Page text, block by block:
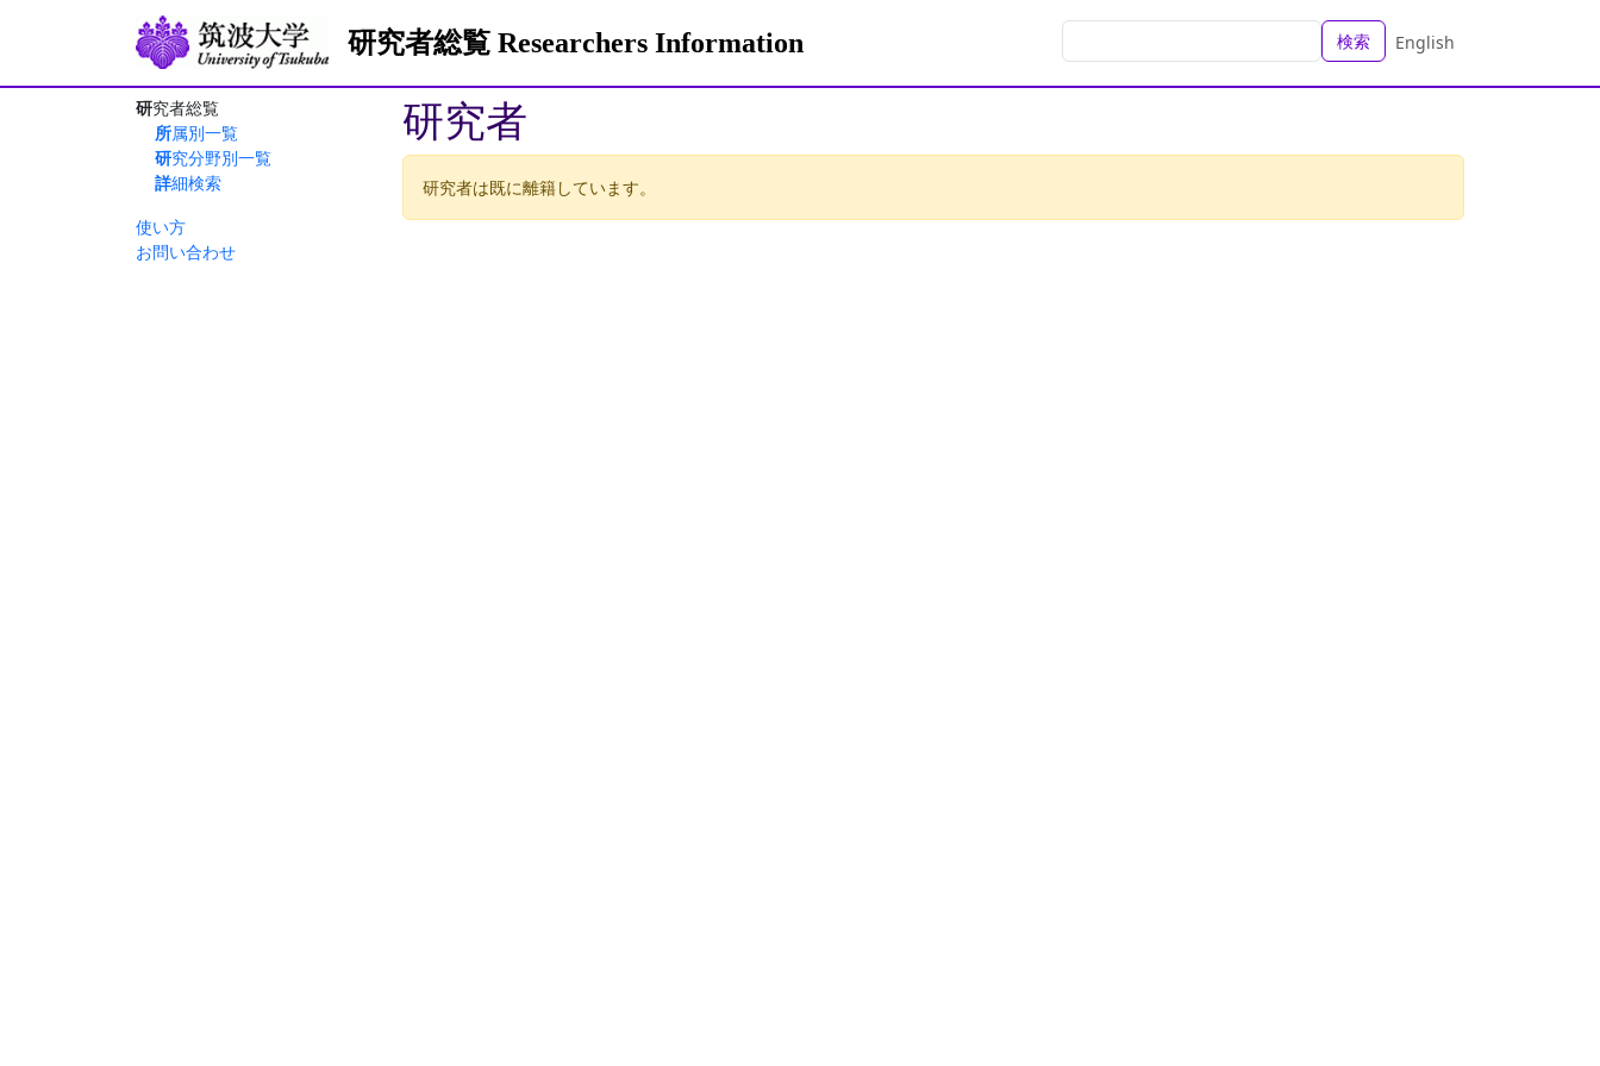
研究者総覧 Researchers Information 検索 English
研究者総覧
所属別一覧
研究分野別一覧
詳細検索
使い方
お問い合わせ
研究者
研究者は既に離籍しています。